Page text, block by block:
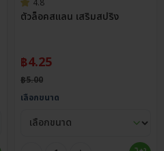
ตัวล็อคสแลน เสริมสปริง
฿4.25
฿5.00
เลือกขนาด